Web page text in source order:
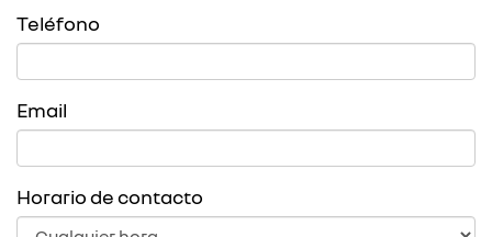
Teléfono
Email
Horario de contacto